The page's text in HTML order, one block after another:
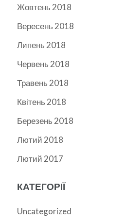
Жовтень 2018
Вересень 2018
Липень 2018
Червень 2018
Травень 2018
Квітень 2018
Березень 2018
Лютий 2018
Лютий 2017
КАТЕГОРІЇ
Uncategorized